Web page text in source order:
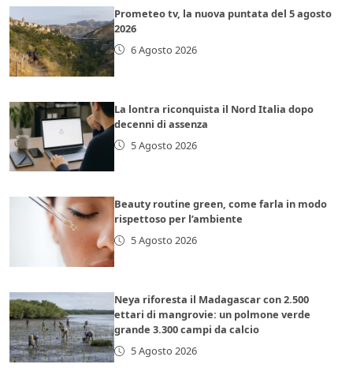
Prometeo tv, la nuova puntata del 5 agosto
2026
6 Agosto 2026
La lontra riconquista il Nord Italia dopo
decenni di assenza
5 Agosto 2026
Beauty routine green, come farla in modo
rispettoso per l’ambiente
5 Agosto 2026
Neya riforesta il Madagascar con 2.500
ettari di mangrovie: un polmone verde
grande 3.300 campi da calcio
5 Agosto 2026